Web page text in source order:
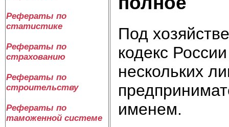
Рефераты по
статистике
Рефераты по
страхованию
Рефераты по
строительству
Рефераты по
таможенной системе
Под
кодекс
нескольких
именем.